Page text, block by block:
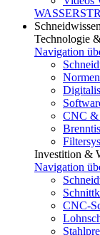
Schneidwissen
Technologie
Navigation
CNC &
Investition &
Navigation
CNC-